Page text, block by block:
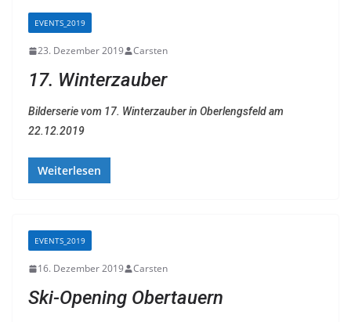
EVENTS_2019
23. Dezember 2019 Carsten
17. Winterzauber
Bilderserie vom 17. Winterzauber in Oberlengsfeld am
22.12.2019
Weiterlesen
EVENTS_2019
16. Dezember 2019 Carsten
Ski-Opening Obertauern